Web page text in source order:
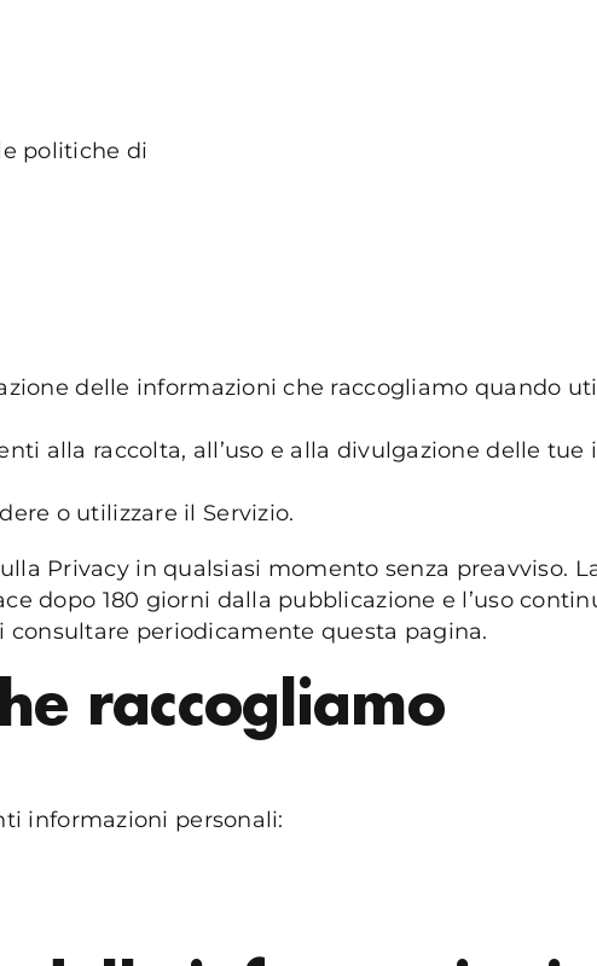
politiche di
delle informazioni che raccogliamo quando
alla raccolta, all’uso e alla divulgazione delle
o utilizzare il Servizio.
Privacy in qualsiasi momento senza preavviso.
dopo 180 giorni dalla pubblicazione e l’uso
periodicamente questa pagina.
raccogliamo
informazioni personali: